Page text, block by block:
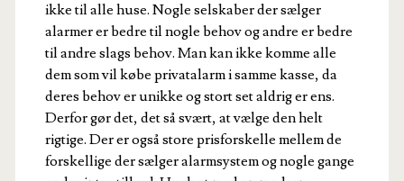
ikke til alle huse. Nogle selskaber der sælger
alarmer er bedre til nogle behov og andre er bedre
til andre slags behov. Man kan ikke komme alle
dem som vil købe privatalarm i samme kasse, da
deres behov er unikke og stort set aldrig er ens.
Derfor gør det, det så svært, at vælge den helt
rigtige. Der er også store prisforskelle mellem de
forskellige der sælger alarmsystem og nogle gange